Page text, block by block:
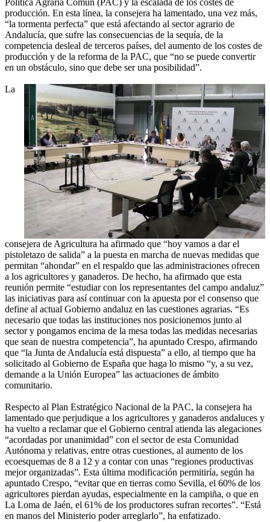
Política Agraria Común (PAC) y la escalada de los costes de
producción. En esta línea, la consejera ha lamentado, una vez más,
“la tormenta perfecta” que está afectando al sector agrario de
Andalucía, que sufre las consecuencias de la sequía, de la
competencia desleal de terceros países, del aumento de los costes de
producción y de la reforma de la PAC, que “no se puede convertir
en un obstáculo, sino que debe ser una posibilidad”.
La
consejera de Agricultura ha afirmado que “hoy vamos a dar el
pistoletazo de salida” a la puesta en marcha de nuevas medidas que
permitan “ahondar” en el respaldo que las administraciones ofrecen
a los agricultores y ganaderos. De hecho, ha afirmado que esta
reunión permite “estudiar con los representantes del campo andaluz”
las iniciativas para así continuar con la apuesta por el consenso que
define al actual Gobierno andaluz en las cuestiones agrarias. “Es
necesario que todas las instituciones nos posicionemos junto al
sector y pongamos encima de la mesa todas las medidas necesarias
que sean de nuestra competencia”, ha apuntado Crespo, afirmando
que “la Junta de Andalucía está dispuesta” a ello, al tiempo que ha
solicitado al Gobierno de España que haga lo mismo “y, a su vez,
demande a la Unión Europea” las actuaciones de ámbito
comunitario.
Respecto al Plan Estratégico Nacional de la PAC, la consejera ha
lamentado que perjudique a los agricultores y ganaderos andaluces y
ha vuelto a reclamar que el Gobierno central atienda las alegaciones
“acordadas por unanimidad” con el sector de esta Comunidad
Autónoma y relativas, entre otras cuestiones, al aumento de los
ecoesquemas de 8 a 12 y a contar con unas “regiones productivas
mejor organizadas”. Esta última modificación permitiría, según ha
apuntado Crespo, “evitar que en tierras como Sevilla, el 60% de los
agricultores pierdan ayudas, especialmente en la campiña, o que en
La Loma de Jaén, el 61% de los productores sufran recortes”. “Está
en manos del Ministerio poder arreglarlo”, ha enfatizado.